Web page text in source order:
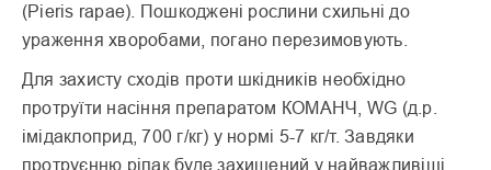
(Pieris rapae). Пошкоджені рослини схильні до
уражен­ня хворобами, погано пере­зимовують.
Для захисту сходів проти шкідників необхідно
протруїти насіння препара­том КОМАНЧ, WG (д.р.
імідаклоприд, 700 г/кг) у нормі 5-7 кг/т. Завдяки
протруєнню ріпак буде захи­щений у найважливіші